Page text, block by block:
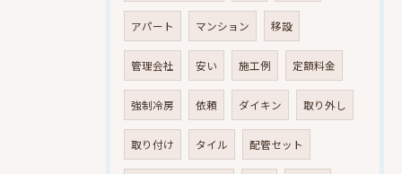
アパート マンション 移設
管理会社 安い 施工例 定額料金
強制冷房 依頼 ダイキン 取り外し
取り付け タイル 配管セット